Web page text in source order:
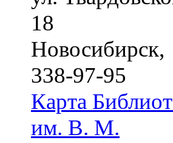
18
Новосибирск,
338-97-95
Карта
им. В. М.